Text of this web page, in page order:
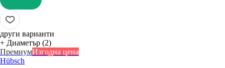
ДОБАВИ
други варианти
+ Диаметър (2)
ПремиумИзгодна цена
Hübsch